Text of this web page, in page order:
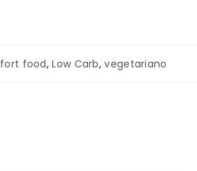
food,Low Carb,vegetariano